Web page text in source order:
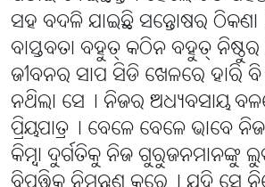
ସହ ବଦଳି ଯାଇଛି ସନ୍ତୋଷର
ବାସ୍ତବତା ବହୁତ୍ କଠିନ ବହୁତ୍
ଜୀବନର ସାପ ସିଡି ଖେଳରେ ହାରି
ନଥିଲା ସେ୤ ନିଜର ଅଧ୍ୟବସାୟ
ପ୍ରିୟପାତ୍ର୤ ବେଳେ ବେଳେ ଭାବେ
କିମ୍ବା ଦୁର୍ଗତିକୁ ନିଜ ଗୁରୁଜନମାନଙ୍କୁ